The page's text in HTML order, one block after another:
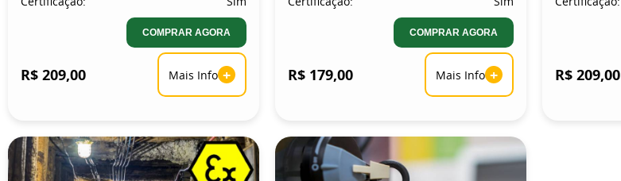
COMPRAR AGORA
R$ 209,00 Mais Info +
COMPRAR AGORA
R$ 179,00 Mais Info + R$ 209,00